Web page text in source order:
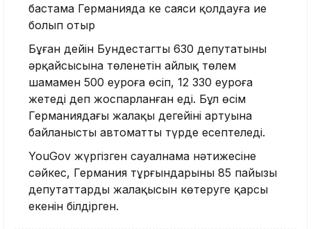
бастама Германияда кең саяси қолдауға ие
болып отыр
Бұған дейін Бундестагтың 630 депутатының
әрқайсысына төленетін айлық төлем
шамамен 500 еуроға өсіп, 12 330 еуроға
жетеді деп жоспарланған еді. Бұл өсім
Германиядағы жалақы деңгейінің артуына
байланысты автоматты түрде есептеледі.
YouGov жүргізген сауалнама нәтижесіне
сәйкес, Германия тұрғындарының 85 пайызы
депутаттардың жалақысын көтеруге қарсы
екенін білдірген.